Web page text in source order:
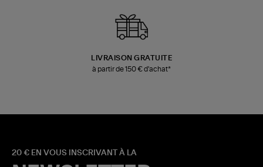
LIVRAISON GRATUITE
à partir de 150 € d'achat*
20 € EN VOUS INSCRIVANT À LA